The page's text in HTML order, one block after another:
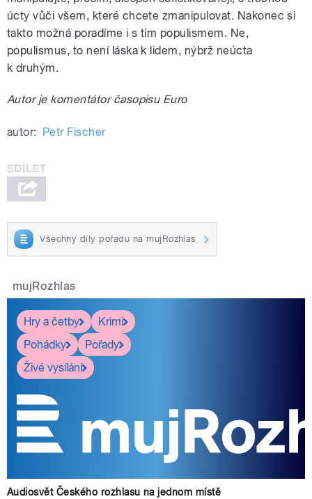
úcty vůči všem, které chcete zmanipulovat. Nakonec si
takto možná poradíme i s tím populismem. Ne,
populismus, to není láska k lidem, nýbrž neúcta
k druhým.
Autor je komentátor časopisu Euro
autor: Petr Fischer
Všechny díly pořadu na mujRozhlas
mujRozhlas
Hry a četby
Krimi
Pohádky
Pořady
Živé vysílání
Audiosvět Českého rozhlasu na jednom místě